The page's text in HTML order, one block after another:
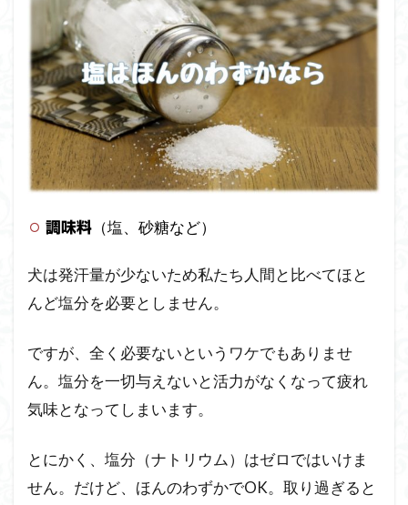
調味料 （塩、砂糖など）
犬は発汗量が少ないため私たち人間と比べてほと
んど塩分を必要としません。
ですが、全く必要ないというワケでもありませ
ん。塩分を一切与えないと活力がなくなって疲れ
気味となってしまいます。
とにかく、塩分（ナトリウム）はゼロではいけま
せん。だけど、ほんのわずかでOK。取り過ぎると